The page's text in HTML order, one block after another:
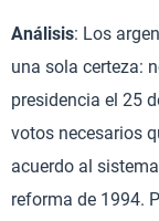
Análisis: Los
una sola certeza:
presidencia el 25
votos necesarios
acuerdo al
reforma de 1994.